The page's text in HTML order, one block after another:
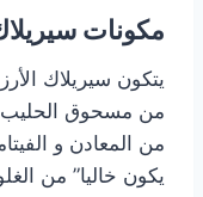
مكونات
من مسحوق الحليب
من المعادن و
يكون خاليا” من